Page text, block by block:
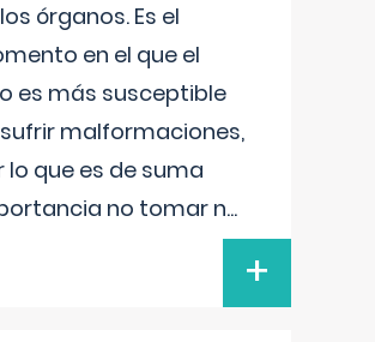
órganos. Es el
en el que el
es más susceptible
malformaciones,
lo que es de suma
no tomar n...
+